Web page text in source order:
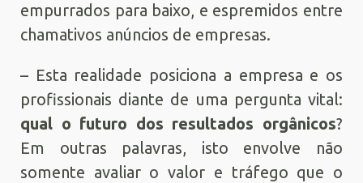
empurrados para baixo, e espremidos entre
chamativos anúncios de empresas.
– Esta realidade posiciona a empresa e os
profissionais diante de uma pergunta vital:
qual o futuro dos resultados orgânicos?
Em outras palavras, isto envolve não
somente avaliar o valor e tráfego que o